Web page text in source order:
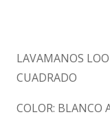
LAVAMANOS
CUADRADO
COLOR: BLANCO